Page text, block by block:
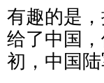
有趣的是
给了中国
初，中国